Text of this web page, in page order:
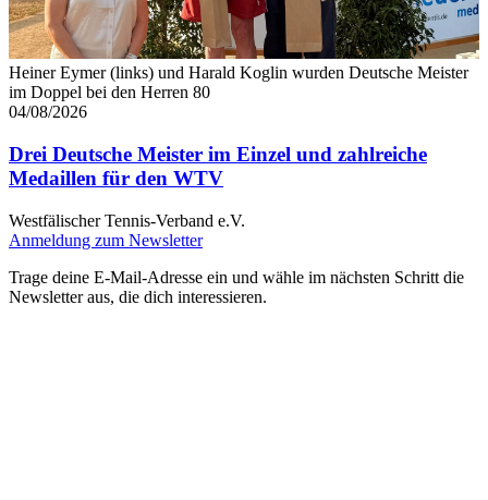
Heiner Eymer (links) und Harald Koglin wurden Deutsche Meister
im Doppel bei den Herren 80
04/08/2026
Drei Deutsche Meister im Einzel und zahlreiche
Medaillen für den WTV
Westfälischer Tennis-Verband e.V.
Anmeldung zum Newsletter
Trage deine E-Mail-Adresse ein und wähle im nächsten Schritt die
Newsletter aus, die dich interessieren.